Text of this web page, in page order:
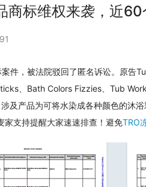
标维权来袭，近60
件，被法院驳回了匿名诉讼。原告
、Bath Colors Fizzies、Tub
及产品为可将水染成各种颜色的沐
支持提醒大家速速排查！避免TRO